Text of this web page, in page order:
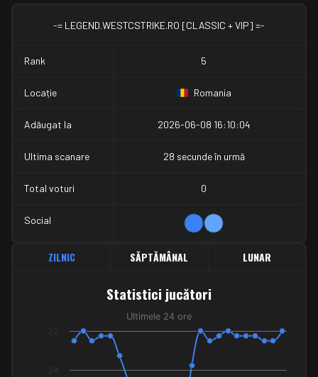
-= LEGEND.WESTCSTRIKE.RO [CLASSIC + VIP] =-
Rank 5
Locație Romania
Adăugat la 2026-06-08 16:10:04
Ultima scanare 28 secunde în urmă
Total voturi 0
Social
ZILNIC SĂPTĂMÂNAL LUNAR
Statistici jucători
Line chart with 24 data points.
The chart has 1 X axis displaying categories.
The chart has 1 Y axis displaying Număr jucători. Data ranges
Statistici jucători
Ultimele 24 ore